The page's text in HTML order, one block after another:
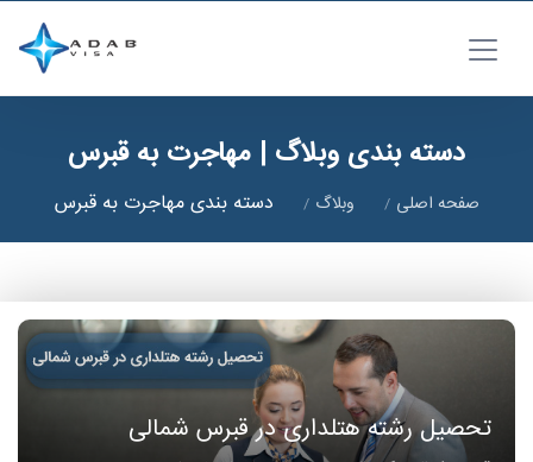
دسته بندی وبلاگ | مهاجرت به قبرس
صفحه اصلی وبلاگ دسته بندی مهاجرت به قبرس
تحصیل رشته هتلداری در قبرس شمالی